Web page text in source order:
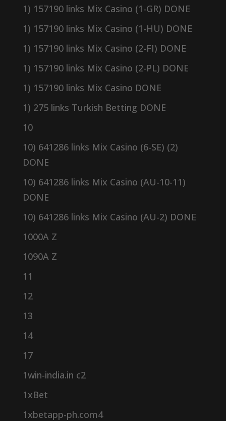
1) 157190 links Mix Casino (1-GR) DONE
1) 157190 links Mix Casino (1-HU) DONE
1) 157190 links Mix Casino (2-FI) DONE
1) 157190 links Mix Casino (2-PL) DONE
1) 157190 links Mix Casino DONE
1) 275 links Turkish Betting DONE
10
10) 641286 links Mix Casino (6-SE) (2)
DONE
10) 641286 links Mix Casino (AU-10-11)
DONE
10) 641286 links Mix Casino (AU-2) DONE
1000A Z
1090A Z
11
12
13
14
17
1win-india.in c2
1xBet
1xbetapp-ph.com4